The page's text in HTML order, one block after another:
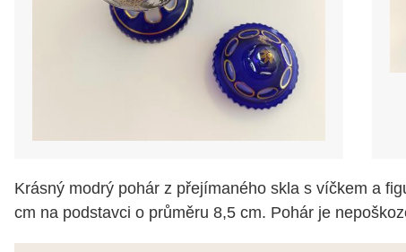
Krásný modrý pohár z přejímaného skla s víčkem a
cm na podstavci o průměru 8,5 cm. Pohár je